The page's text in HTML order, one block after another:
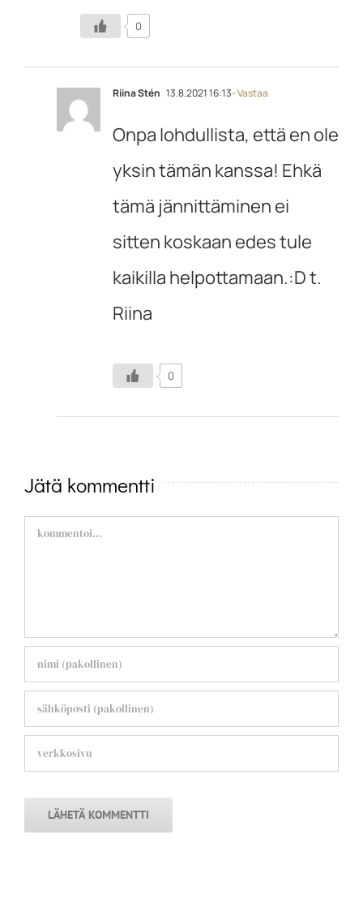
0
Riina Stén 13.8.2021 16:13 - Vastaa
Onpa lohdullista, että en ole
yksin tämän kanssa! Ehkä
tämä jännittäminen ei
sitten koskaan edes tule
kaikilla helpottamaan.:D t.
Riina
0
Jätä kommentti
Comment